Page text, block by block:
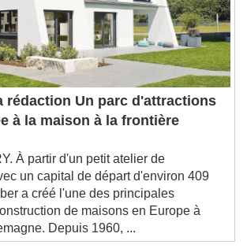
settings , opens subtitles
dialog
off, selected
Picture
Fullscreen
window.
of dialog window. Escape will cancel
the window.
Opacity
Un parc d'attractions
à la maison à la frontière
À partir d'un petit atelier de
un capital de départ d'environ 409
a créé l'une des principales
de maisons en Europe à
Depuis 1960, ...